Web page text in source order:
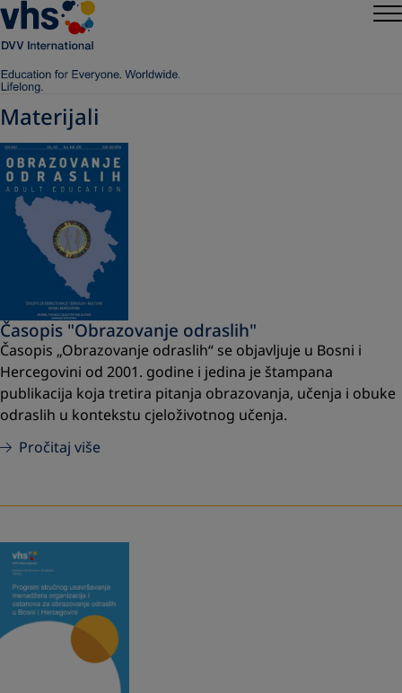
Materijali
Časopis "Obrazovanje odraslih"
Časopis „Obrazovanje odraslih“ se objavljuje u Bosni i
Hercegovini od 2001. godine i jedina je štampana
publikacija koja tretira pitanja obrazovanja, učenja i obuke
odraslih u kontekstu cjeloživotnog učenja.
Pročitaj više